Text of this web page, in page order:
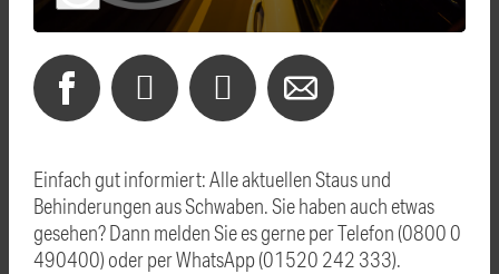
Einfach gut informiert: Alle aktuellen Staus und
Behinderungen aus Schwaben. Sie haben auch etwas
gesehen? Dann melden Sie es gerne per Telefon (0800 0
490400) oder per WhatsApp (01520 242 333).